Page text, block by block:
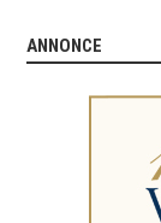
ANNONCE